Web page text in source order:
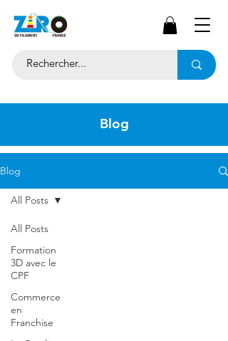
Blog
Blog
All Posts
Formation
3D avec le
CPF
Commerce
en
Franchise
All Posts